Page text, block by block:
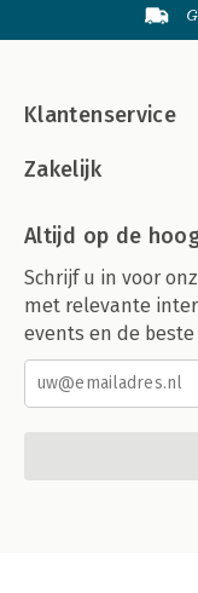
Klantenservice
Zakelijk
Altijd op de
Schrijf u in voor
met relevante
events en de beste